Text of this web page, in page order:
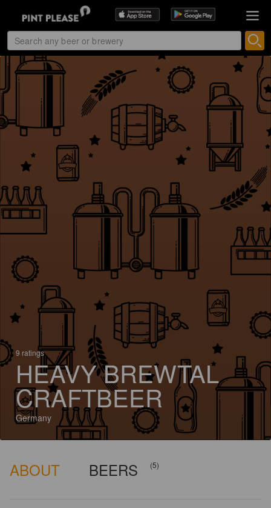
9 ratings
HEAVY BREWTAL
CRAFTBEER
Germany
ABOUT BEERS (5)